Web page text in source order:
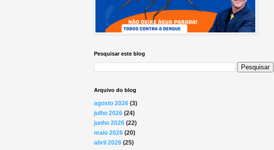
Pesquisar este blog
Arquivo do blog
agosto 2026 (3)
julho 2026 (24)
junho 2026 (22)
maio 2026 (20)
abril 2026 (25)